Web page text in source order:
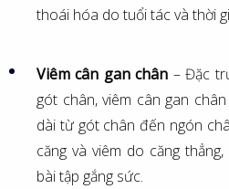
thoái hóa do tuổi tác và thời
Viêm cân gan chân – Đặc
gót chân, viêm cân gan
dài từ gót chân đến ngón
căng và viêm do căng
bài tập gắng sức.